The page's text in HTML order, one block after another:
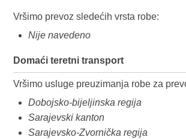
Vršimo prevoz sledećih vrsta robe:
Nije navedeno
Domaći teretni transport
Vršimo usluge preuzimanja robe za
Dobojsko-bijeljinska regija
Sarajevski kanton
Sarajevsko-Zvornička regija